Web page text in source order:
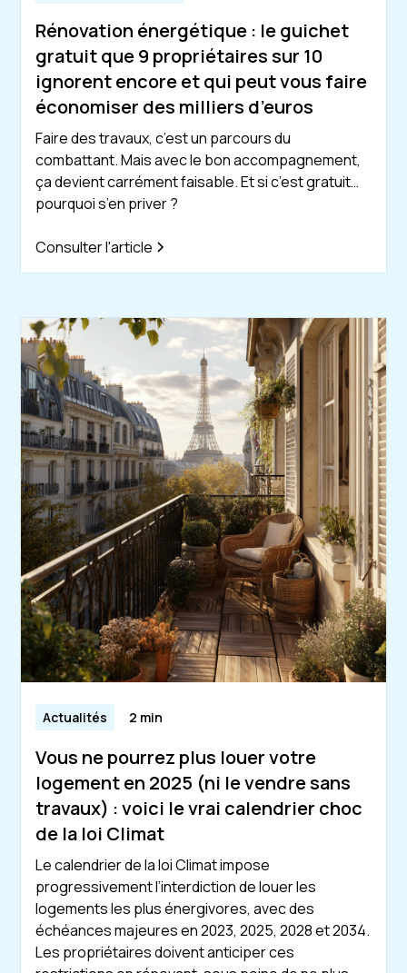
Rénovation énergétique : le guichet
gratuit que 9 propriétaires sur 10
ignorent encore et qui peut vous faire
économiser des milliers d’euros
Faire des travaux, c’est un parcours du
combattant. Mais avec le bon accompagnement,
ça devient carrément faisable. Et si c’est gratuit…
pourquoi s’en priver ?
Consulter l'article
Actualités 2 min
Vous ne pourrez plus louer votre
logement en 2025 (ni le vendre sans
travaux) : voici le vrai calendrier choc
de la loi Climat
Le calendrier de la loi Climat impose
progressivement l’interdiction de louer les
logements les plus énergivores, avec des
échéances majeures en 2023, 2025, 2028 et 2034.
Les propriétaires doivent anticiper ces